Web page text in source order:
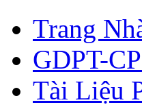
Trang
GDPT-
Tài Liệu